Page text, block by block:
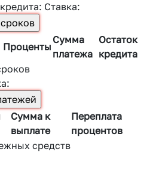
Ставка:
Проценты
Сумма
платежа
Остаток
кредита
Сумма к
выплате
Переплата
процентов
средств